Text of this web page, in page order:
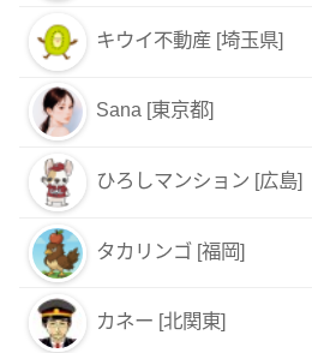
キウイ不動産 [埼玉県]
Sana [東京都]
ひろしマンション [広島]
タカリンゴ [福岡]
カネー [北関東]